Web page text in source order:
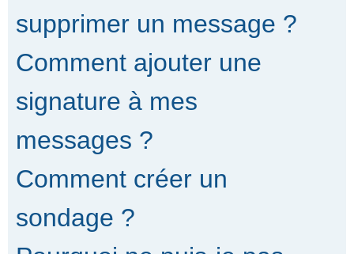
supprimer un message ?
Comment ajouter une
signature à mes
messages ?
Comment créer un
sondage ?